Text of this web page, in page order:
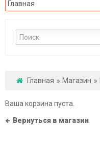
Главная Магазин
Ваша корзина пуста.
Вернуться в магазин